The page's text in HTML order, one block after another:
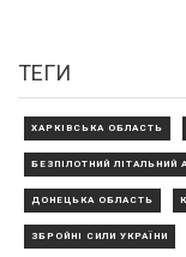
ТЕГИ
ХАРКІВСЬКА ОБЛАСТЬ
БЕЗПІЛОТНИЙ ЛІТАЛЬНИЙ
ДОНЕЦЬКА ОБЛАСТЬ
ЗБРОЙНІ СИЛИ УКРАЇНИ